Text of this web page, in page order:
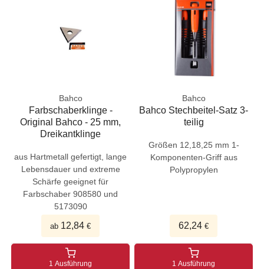
Bahco
Farbschaberklinge -
Original Bahco - 25 mm,
Dreikantklinge
aus Hartmetall gefertigt, lange
Lebensdauer und extreme
Schärfe geeignet für
Farbschaber 908580 und
5173090
ab 12,84 €
1 Ausführung
Bahco
Bahco Stechbeitel-Satz 3-
teilig
Größen 12,18,25 mm 1-
Komponenten-Griff aus
Polypropylen
62,24 €
1 Ausführung